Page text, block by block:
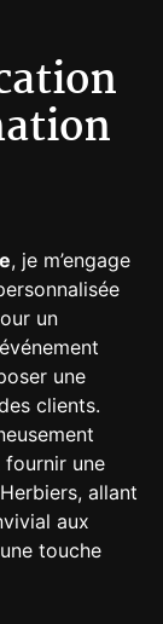
, je m’engage
un
une
clients.
fournir une
allant
aux
touche